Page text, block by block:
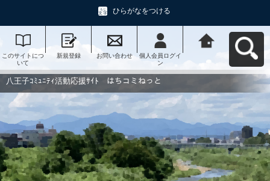
ひらがなをつける
このサイトにつ
いて
新規登録 お問い合わせ
個人会員ログイ
ン
動応援ｻｲﾄ はち
コミねっとへ戻
八王子ｺﾐｭﾆﾃｨ活動応援ｻｲﾄ はちコミねっと